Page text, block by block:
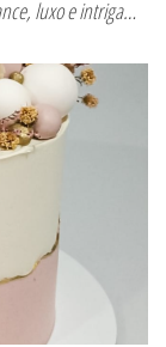
luxo e intriga…